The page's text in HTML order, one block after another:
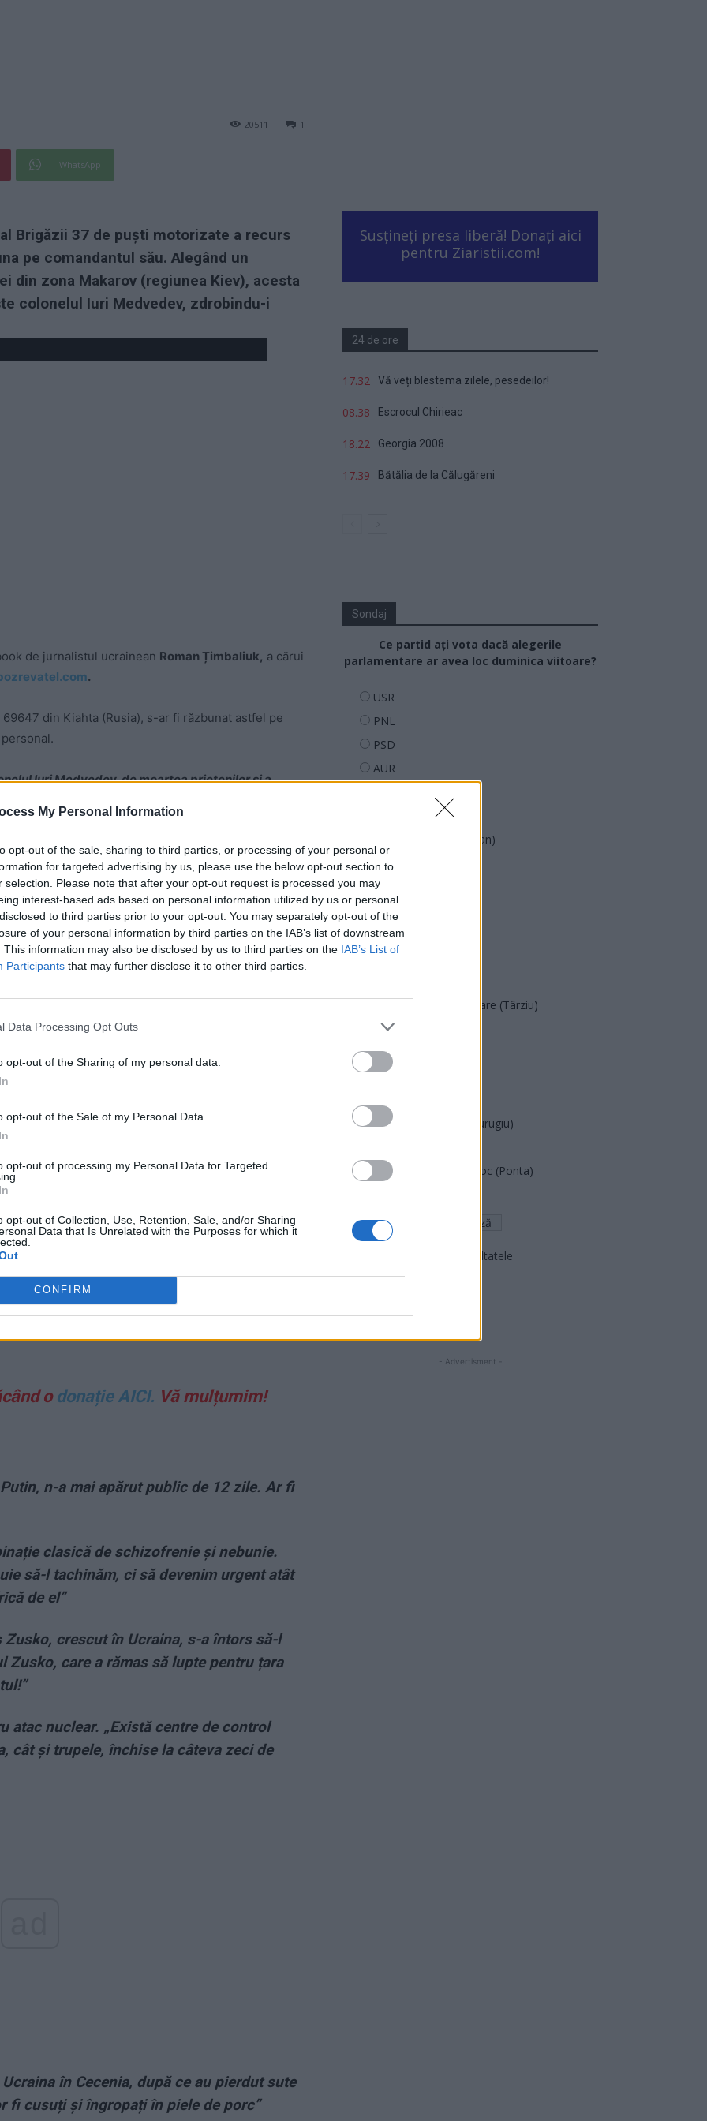
My Personal Information
opt-out of the sale, sharing to third parties, or processing of your personal or
for targeted advertising by us, please use the below opt-out section to
selection. Please note that after your opt-out request is processed you may
interest-based ads based on personal information utilized by us or personal
to third parties prior to your opt-out. You may separately opt-out of the
of your personal information by third parties on the IAB’s list of downstream
This information may also be disclosed by us to third parties on the IAB’s List of
Participants that may further disclose it to other third parties.
Data Processing Opt Outs
opt-out of the Sharing of my personal data.
opt-out of the Sale of my Personal Data.
opt-out of processing my Personal Data for Targeted
opt-out of Collection, Use, Retention, Sale, and/or Sharing
Data that Is Unrelated with the Purposes for which it
CONFIRM
1
20511
WhatsApp
Brigăzii 37 de puști motorizate a recurs
pe comandantul său. Alegând un
din zona Makarov (regiunea Kiev), acesta
colonelul Iuri Medvedev, zdrobindu-i
Play
de jurnalistul ucrainean Roman Țimbaliuk, a cărui
.
din Kiahta (Rusia), s-ar fi răzbunat astfel pe
Iuri Medvedev, de moartea prietenilor și a
la un spital din Belarus. Așteaptă compensații
«operațiunii militare speciale de protejare a
Acesta face aluzie la faptul că „bravul” colonel
i divizie în regiunea Kiev, la peste 600 de kilometri
- Advertisement -
de colonelul Iuri Medvedev a mai rămas cu circa
alții zac prin spitale.
Medvedev a primit Ordinul Curajului.
posts/5253669281332967
- Advertisement -
o donație AICI. Vă mulțumim!
n-a mai apărut public de 12 zile. Ar fi
clasică de schizofrenie și nebunie.
să-l tachinăm, ci să devenim urgent atât
de el”
crescut în Ucraina, s-a întors să-l
Zusko, care a rămas să lupte pentru țara
atac nuclear. „Există centre de control
cât și trupele, închise la câteva zeci de
în Cecenia, după ce au pierdut sute
fi cusuți și îngropați în piele de porc”
Susțineți presa liberă! Donați aici
pentru Ziaristii.com!
24 de ore
17.32 Vă veți blestema zilele, pesedeilor!
08.38 Escrocul Chirieac
18.22 Georgia 2008
17.39 Bătălia de la Călugăreni
Sondaj
Ce partid ați vota dacă alegerile
parlamentare ar avea loc duminica viitoare?
USR
PNL
PSD
AUR
PMP (Tomac)
Forța Dreptei (L. Orban)
PNȚMM
REPER
SENS
SOS (Șoșoacă)
POT (Gavrilă)
Acțiunea Conservatoare (Târziu)
PDF (Lazarus)
PUSL (D. Voiculescu)
PNȚCD (Pavelescu)
Partidul Patrioților (Surugiu)
România pe Primul Loc (Ponta)
Arată rezultatele
- Advertisment -